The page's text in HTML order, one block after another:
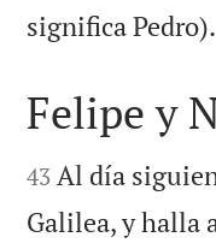
significa Pedro).

Felipe y

43 Al día
Galilea, y halla